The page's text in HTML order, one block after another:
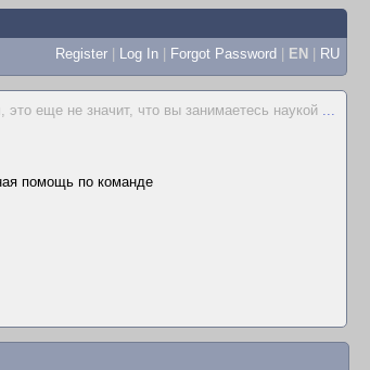
Register | Log In | Forgot Password | EN | RU
еще не значит, что вы занимаетесь наукой ...
помощь по команде